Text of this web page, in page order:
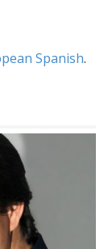
Spanish.